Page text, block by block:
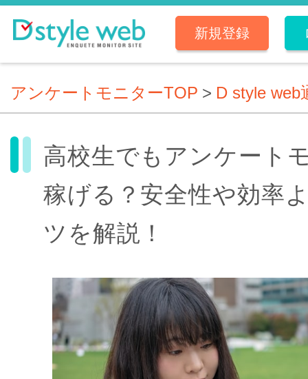
新規登録
アンケートモニターTOP > D style web
高校生でもアンケート
稼げる？安全性や効率
ツを解説！